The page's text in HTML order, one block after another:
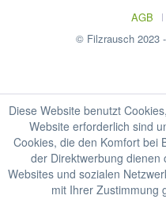
AGB
© Filzrausch 2023
Diese Website benutzt
Website erforderlich sind
Cookies, die den Komfort bei
der Direktwerbung
Websites und sozialen
mit Ihrer Zustimmung